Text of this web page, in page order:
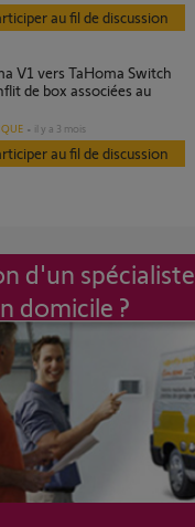
au fil de discussion
de box associées au
il y a 3 mois
au fil de discussion
d'un spécialiste
domicile ?